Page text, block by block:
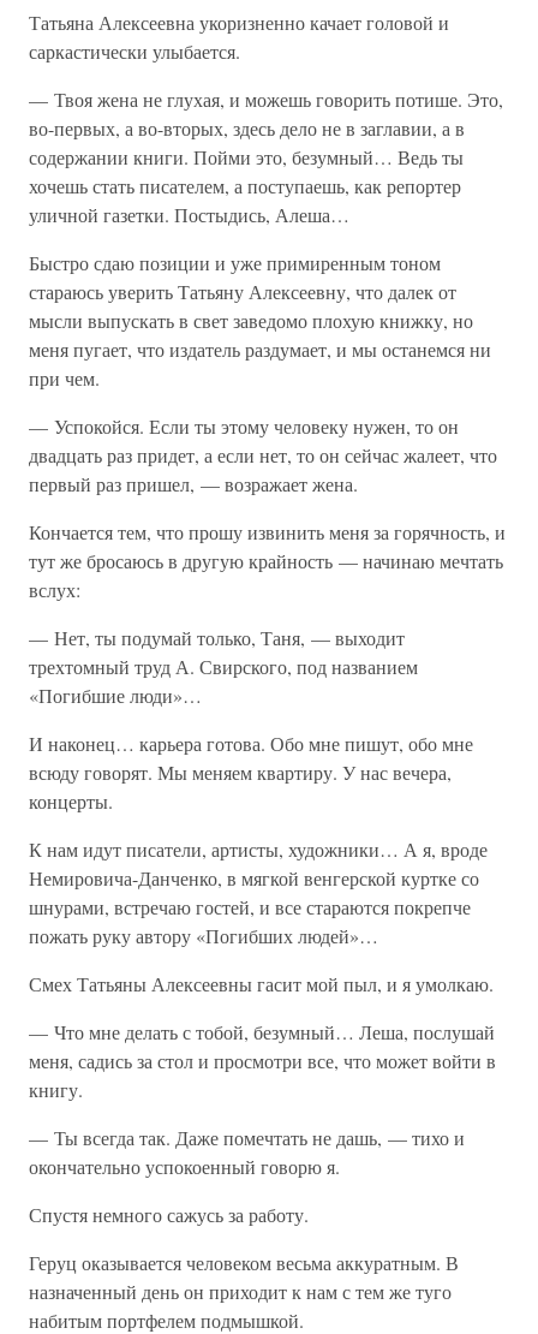
Татьяна Алексеевна укоризненно качает головой и
саркастически улыбается.
— Твоя жена не глухая, и можешь говорить потише. Это,
во-первых, а во-вторых, здесь дело не в заглавии, а в
содержании книги. Пойми это, безумный… Ведь ты
хочешь стать писателем, а поступаешь, как репортер
уличной газетки. Постыдись, Алеша…
Быстро сдаю позиции и уже примиренным тоном
стараюсь уверить Татьяну Алексеевну, что далек от
мысли выпускать в свет заведомо плохую книжку, но
меня пугает, что издатель раздумает, и мы останемся ни
при чем.
— Успокойся. Если ты этому человеку нужен, то он
двадцать раз придет, а если нет, то он сейчас жалеет, что
первый раз пришел, — возражает жена.
Кончается тем, что прошу извинить меня за горячность, и
тут же бросаюсь в другую крайность — начинаю мечтать
вслух:
— Нет, ты подумай только, Таня, — выходит
трехтомный труд А. Свирского, под названием
«Погибшие люди»…
И наконец… карьера готова. Обо мне пишут, обо мне
всюду говорят. Мы меняем квартиру. У нас вечера,
концерты.
К нам идут писатели, артисты, художники… А я, вроде
Немировича-Данченко, в мягкой венгерской куртке со
шнурами, встречаю гостей, и все стараются покрепче
пожать руку автору «Погибших людей»…
Смех Татьяны Алексеевны гасит мой пыл, и я умолкаю.
— Что мне делать с тобой, безумный… Леша, послушай
меня, садись за стол и просмотри все, что может войти в
книгу.
— Ты всегда так. Даже помечтать не дашь, — тихо и
окончательно успокоенный говорю я.
Спустя немного сажусь за работу.
Геруц оказывается человеком весьма аккуратным. В
назначенный день он приходит к нам с тем же туго
набитым портфелем подмышкой.